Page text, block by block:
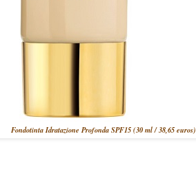
Fondotinta Idratazione Profonda SPF15 (30 ml / 38,65 euros)